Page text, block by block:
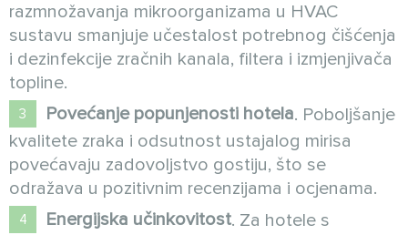
razmnožavanja mikroorganizama u HVAC
sustavu smanjuje učestalost potrebnog čišćenja
i dezinfekcije zračnih kanala, filtera i izmjenjivača
topline.
Povećanje popunjenosti hotela. Poboljšanje
kvalitete zraka i odsutnost ustajalog mirisa
povećavaju zadovoljstvo gostiju, što se
odražava u pozitivnim recenzijama i ocjenama.
Energijska učinkovitost. Za hotele s